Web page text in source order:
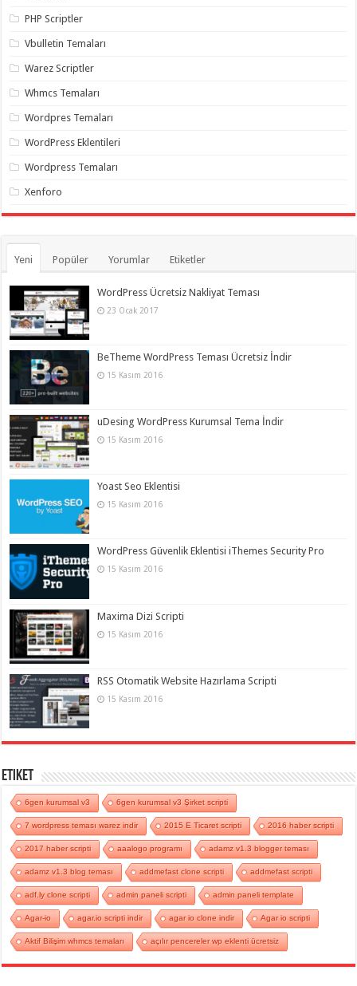
gaziantep
organizasyon,
gaziantep
palyaço,
twitter
takipçi
hilesi
twitter
hilesi
takipçi
PHP Scriptler
Vbulletin Temaları
Warez Scriptler
Whmcs Temaları
Wordpres Temaları
WordPress Eklentileri
Wordpress Temaları
Xenforo
Yeni Popüler Yorumlar Etiketler
WordPress Ücretsiz Nakliyat Teması
23 Ocak 2017
BeTheme WordPress Teması Ücretsiz İndir
15 Kasım 2016
uDesing WordPress Kurumsal Tema İndir
15 Kasım 2016
Yoast Seo Eklentisi
15 Kasım 2016
WordPress Güvenlik Eklentisi iThemes Security Pro
15 Kasım 2016
Maxima Dizi Scripti
15 Kasım 2016
RSS Otomatik Website Hazırlama Scripti
15 Kasım 2016
Etiket
6gen kurumsal v3 6gen kurumsal v3 Şirket scripti
7 wordpress teması warez indir 2015 E Ticaret scripti 2016 haber scripti
2017 haber scripti aaalogo programı adamz v1.3 blogger teması
adamz v1.3 blog teması addmefast clone scripti addmefast scripti
adf.ly clone scripti admin paneli scripti admin paneli template
Agar-io agar.io scripti indir agar io clone indir Agar io scripti
Aktif Bilişim whmcs temaları açılır pencereler wp eklenti ücretsiz